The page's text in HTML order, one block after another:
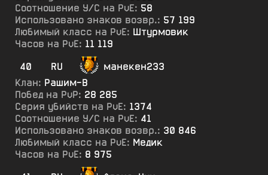
Соотношение У/С на PvE: 58
Использовано знаков возвр.: 57 199
Любимый класс на PvE: Штурмовик
Часов на PvE: 11 119
40
RU
манекен233
Клан: Рашим-В
Побед на PvP: 28 285
Серия убийств на PvE: 1374
Соотношение У/С на PvE: 41
Использовано знаков возвр.: 30 846
Любимый класс на PvE: Медик
Часов на PvE: 8 975